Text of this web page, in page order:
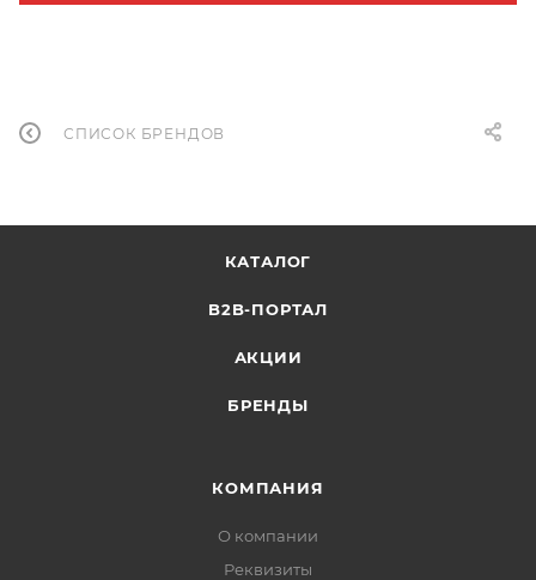
СПИСОК БРЕНДОВ
КАТАЛОГ
B2B-ПОРТАЛ
АКЦИИ
БРЕНДЫ
КОМПАНИЯ
О компании
Реквизиты